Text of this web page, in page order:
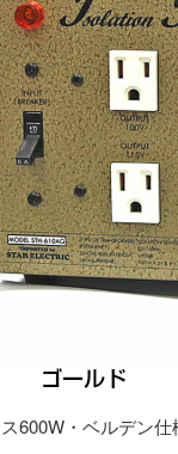
600W・ベルデン仕